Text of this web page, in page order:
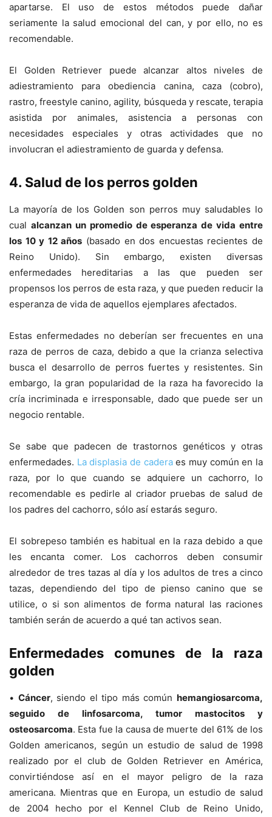
apartarse. El uso de estos métodos puede dañar
seriamente la salud emocional del can, y por ello, no es
recomendable.
El Golden Retriever puede alcanzar altos niveles de
adiestramiento para obediencia canina, caza (cobro),
rastro, freestyle canino, agility, búsqueda y rescate, terapia
asistida por animales, asistencia a personas con
necesidades especiales y otras actividades que no
involucran el adiestramiento de guarda y defensa.
4. Salud de los perros golden
La mayoría de los Golden son perros muy saludables lo
cual alcanzan un promedio de esperanza de vida entre
los 10 y 12 años (basado en dos encuestas recientes de
Reino Unido). Sin embargo, existen diversas
enfermedades hereditarias a las que pueden ser
propensos los perros de esta raza, y que pueden reducir la
esperanza de vida de aquellos ejemplares afectados.
Estas enfermedades no deberían ser frecuentes en una
raza de perros de caza, debido a que la crianza selectiva
busca el desarrollo de perros fuertes y resistentes. Sin
embargo, la gran popularidad de la raza ha favorecido la
cría incriminada e irresponsable, dado que puede ser un
negocio rentable.
Se sabe que padecen de trastornos genéticos y otras
enfermedades. La displasia de caderaes muy común en la
raza, por lo que cuando se adquiere un cachorro, lo
recomendable es pedirle al criador pruebas de salud de
los padres del cachorro, sólo así estarás seguro.
El sobrepeso también es habitual en la raza debido a que
les encanta comer. Los cachorros deben consumir
alrededor de tres tazas al día y los adultos de tres a cinco
tazas, dependiendo del tipo de pienso canino que se
utilice, o si son alimentos de forma natural las raciones
también serán de acuerdo a qué tan activos sean.
Enfermedades comunes de la raza
golden
• Cáncer, siendo el tipo más comúnhemangiosarcoma,
seguido de linfosarcoma, tumor mastocitos y
osteosarcoma. Esta fue la causa de muerte del 61% de los
Golden americanos, según un estudio de salud de 1998
realizado por el club de Golden Retriever en América,
convirtiéndose así en el mayor peligro de la raza
americana. Mientras que en Europa, un estudio de salud
de 2004 hecho por el Kennel Club de Reino Unido,